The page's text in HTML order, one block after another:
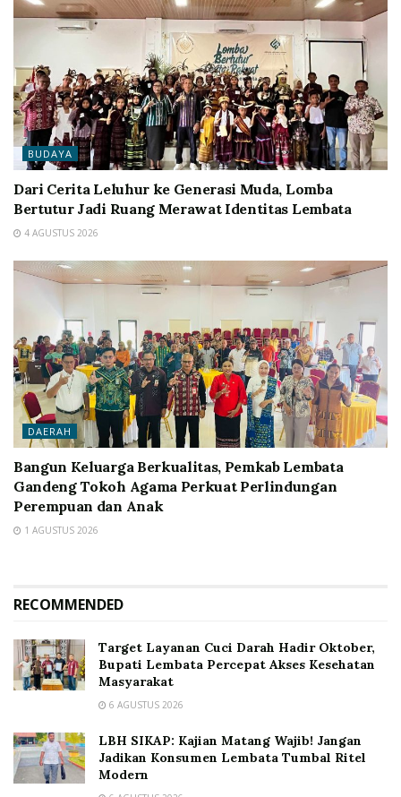
BUDAYA
Dari Cerita Leluhur ke Generasi Muda, Lomba
Bertutur Jadi Ruang Merawat Identitas Lembata
4 AGUSTUS 2026
DAERAH
Bangun Keluarga Berkualitas, Pemkab Lembata
Gandeng Tokoh Agama Perkuat Perlindungan
Perempuan dan Anak
1 AGUSTUS 2026
RECOMMENDED
Target Layanan Cuci Darah Hadir Oktober,
Bupati Lembata Percepat Akses Kesehatan
Masyarakat
6 AGUSTUS 2026
LBH SIKAP: Kajian Matang Wajib! Jangan
Jadikan Konsumen Lembata Tumbal Ritel
Modern